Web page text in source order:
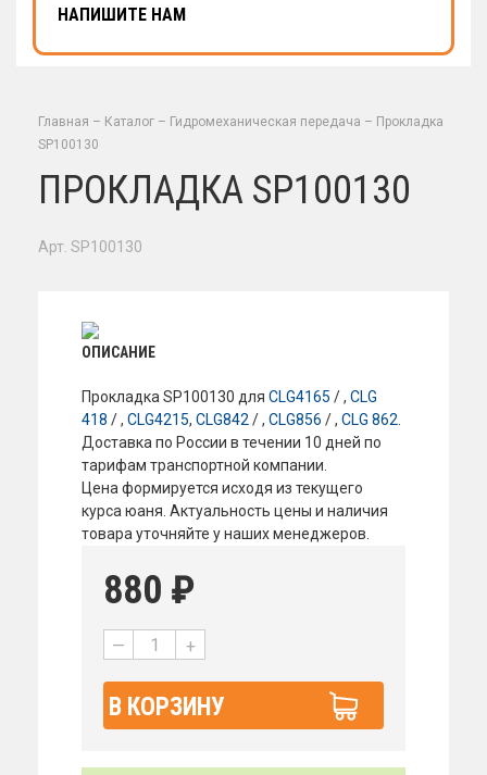
НАПИШИТЕ НАМ
Главная – Каталог – Гидромеханическая передача – Прокладка
SP100130
ПРОКЛАДКА SP100130
Арт. SP100130
ОПИСАНИЕ
Прокладка SP100130 для CLG4165 / , CLG
418 / , CLG4215, CLG842 / , CLG856 / , CLG 862
Доставка по России в течении 10 дней по
тарифам транспортной компании.
Цена формируется исходя из текущего
курса юаня. Актуальность цены и наличия
товара уточняйте у наших менеджеров.
880 ₽
— +
В КОРЗИНУ